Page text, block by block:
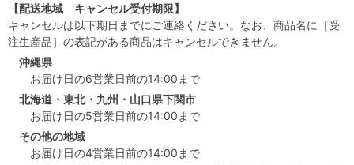
【配送地域 キャンセル受付期限】
キャンセルは以下期日までにご連絡ください。なお、商品名に［受
注生産品］の表記がある商品はキャンセルできません。
沖縄県
お届け日の6営業日前の14:00まで
北海道・東北・九州・山口県下関市
お届け日の5営業日前の14:00まで
その他の地域
お届け日の4営業日前の14:00まで